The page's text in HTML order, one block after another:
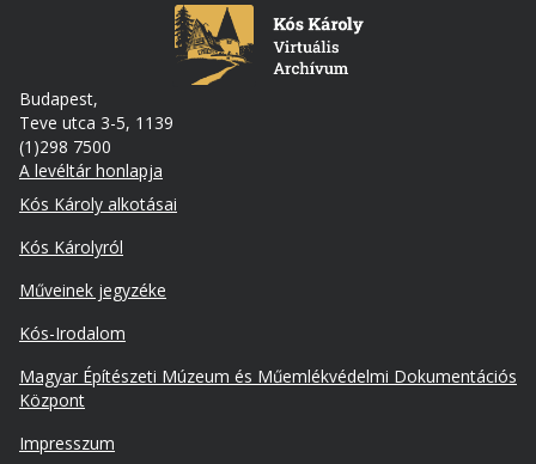
Budapest,
Teve utca 3-5, 1139
(1)298 7500
A levéltár honlapja
Footer
Kós Károly alkotásai
Kós Károlyról
Műveinek jegyzéke
Kós-Irodalom
Lábléc
másodlagos
Magyar Építészeti Múzeum és Műemlékvédelmi Dokumentációs
Központ
Impresszum